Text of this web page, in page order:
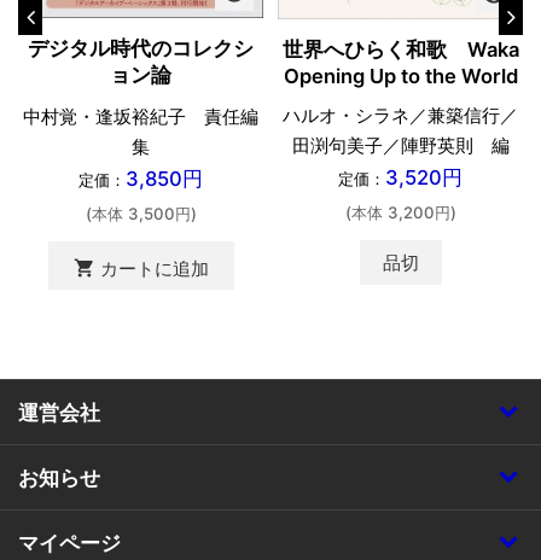
デジタル時代のコレクシ
ョン論
中村覚・逢坂裕紀子 責任編
集
定価： 3,850円
(本体 3,500円)
shopping_cart カートに追加
世界へひらく和歌 Waka
Opening Up to the World
ハルオ・シラネ／兼築信行／
田渕句美子／陣野英則 編
定価： 3,520円
(本体 3,200円)
品切
運営会社
お知らせ
マイページ